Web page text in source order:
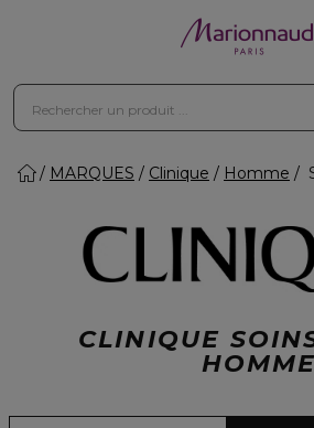
MARQUES Clinique Homme
CLINIQUE
HOMME